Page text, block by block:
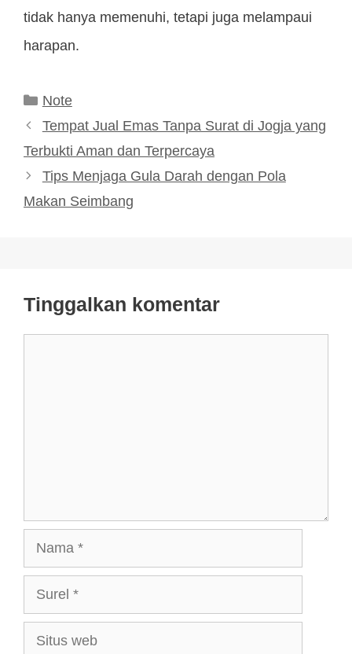
tidak hanya memenuhi, tetapi juga melampaui
harapan.
Kategori
Note
Tempat Jual Emas Tanpa Surat di Jogja yang
Terbukti Aman dan Terpercaya
Tips Menjaga Gula Darah dengan Pola
Makan Seimbang
Tinggalkan komentar
Nama
Surel
Situs